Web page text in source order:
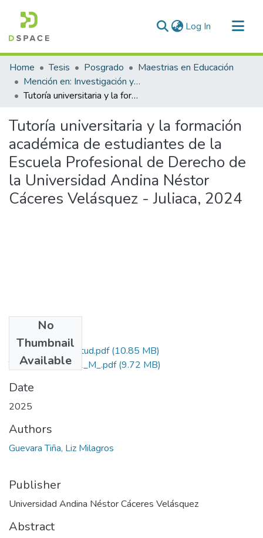
Log In (current)
Communities & Collections
All of DSpace
Statistics
Home Tesis Posgrado
Maestrias en Educación
Mención en: Investigación y Docencia en Educación Superior
Tutoría universitaria y la formación académica de estudiantes de la Escuela Profesional de Derecho de la Universidad Andina Néstor Cáceres Velásquez - Juliaca, 2024
Tutoría universitaria y la formación
académica de estudiantes de la
Escuela Profesional de Derecho de
la Universidad Andina Néstor
Cáceres Velásquez - Juliaca, 2024
No
Thumbnail
Available
Grado de Similitud.pdf(10.85 MB)
T036_40826302_M_.pdf(9.72 MB)
Date
2025
Authors
Guevara Tiña, Liz Milagros
Publisher
Universidad Andina Néstor Cáceres Velásquez
Abstract